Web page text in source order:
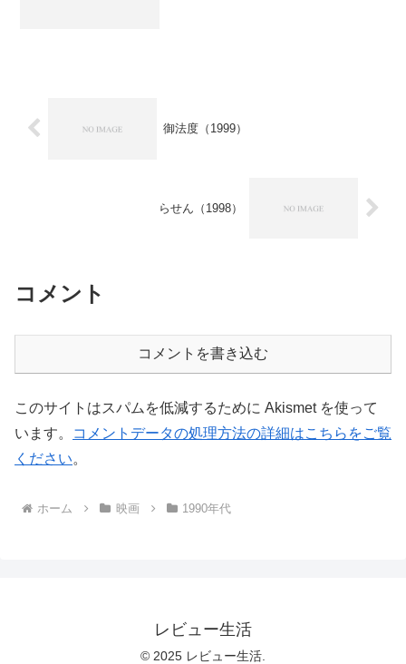
御法度（1999）
らせん（1998）
コメント
コメントを書き込む
このサイトはスパムを低減するために Akismet を使って
います。
コメントデータの処理方法の詳細はこちらをご覧
ください。
ホーム 映画 1990年代
レビュー生活
© 2025 レビュー生活.